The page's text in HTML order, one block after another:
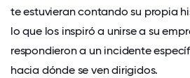
te estuvieran contando su propia
lo que los inspiró a unirse a su
respondieron a un incidente
hacia dónde se ven dirigidos.